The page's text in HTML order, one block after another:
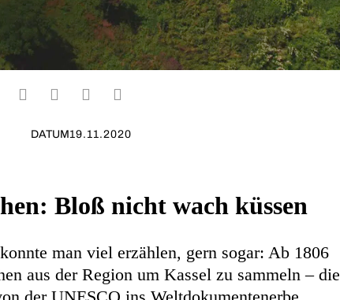
DATUM19.11.2020
Bloß nicht wach küssen
man viel erzählen, gern sogar: Ab 1806
aus der Region um Kassel zu sammeln – die